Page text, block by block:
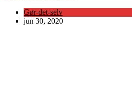
Gør-det-selv
jun 30, 2020